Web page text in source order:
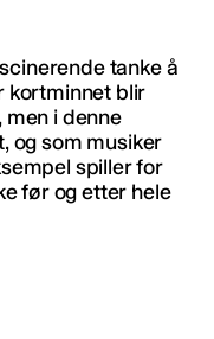
tanke å
kortminnet blir
men i denne
og som musiker
spiller for
før og etter hele